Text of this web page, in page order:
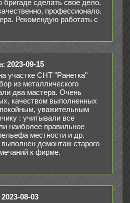
сделать свое дело.
профессионало.
Рекомендую работать с
2023-09-15
участке СНТ "Ранетка"
из металлического
два мастера. Очень
качеством выполненных
уважительным
: учитывали все
наиболее правильное
местности и др.
демонтаж старого
к фирме.
2023-08-03